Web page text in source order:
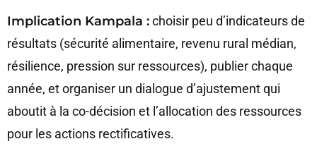
Implication Kampala :choisir peu d’indicateurs de
résultats (sécurité alimentaire, revenu rural médian,
résilience, pression sur ressources), publier chaque
année, et organiser un dialogue d’ajustement qui
aboutit à la co-décision et l’allocation des ressources
pour les actions rectificatives.